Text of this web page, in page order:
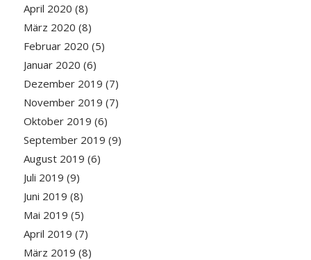
April 2020 (8)
März 2020 (8)
Februar 2020 (5)
Januar 2020 (6)
Dezember 2019 (7)
November 2019 (7)
Oktober 2019 (6)
September 2019 (9)
August 2019 (6)
Juli 2019 (9)
Juni 2019 (8)
Mai 2019 (5)
April 2019 (7)
März 2019 (8)